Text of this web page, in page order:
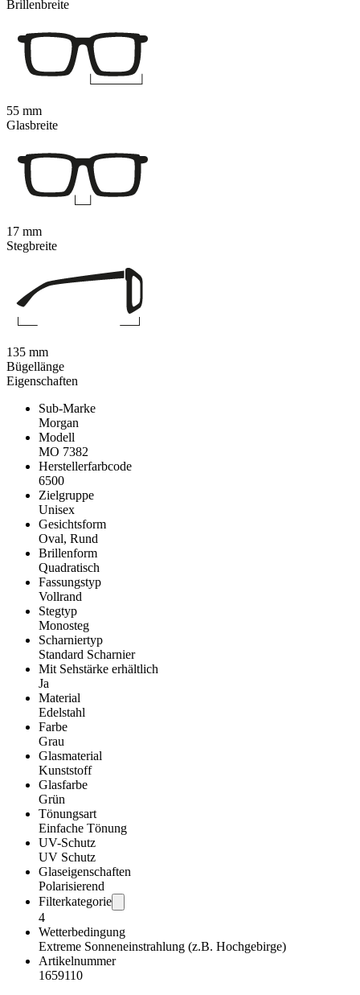
Eigenschaften
Sub-Marke
Morgan
Modell
MO 7382
Herstellerfarbcode
6500
Zielgruppe
Unisex
Gesichtsform
Oval, Rund
Brillenform
Quadratisch
Fassungstyp
Vollrand
Stegtyp
Monosteg
Scharniertyp
Standard Scharnier
Mit Sehstärke erhältlich
Ja
Material
Edelstahl
Farbe
Grau
Glasmaterial
Kunststoff
Glasfarbe
Grün
Tönungsart
Einfache Tönung
UV-Schutz
UV Schutz
Glaseigenschaften
Polarisierend
Filterkategorie
4
Wetterbedingung
Extreme Sonneneinstrahlung (z.B. Hochgebirge)
Artikelnummer
1659110
Brillenbreite
55 mm
Glasbreite
17 mm
Stegbreite
135 mm
Bügellänge